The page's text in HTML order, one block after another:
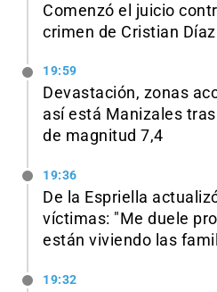
Comenzó el juicio
crimen de Cristian Díaz
19:59
Devastación, zonas
así está Manizales
de magnitud 7,4
19:36
De la Espriella
víctimas: "Me duele
están viviendo las
19:32